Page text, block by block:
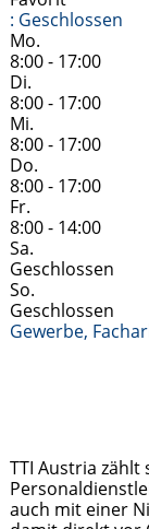
: Geschlossen
Mo.
8:00 - 17:00
Di.
8:00 - 17:00
Mi.
8:00 - 17:00
Do.
8:00 - 17:00
Fr.
8:00 - 14:00
Sa.
Geschlossen
So.
Geschlossen
Gewerbe,
TTI Austria
auch mit einer